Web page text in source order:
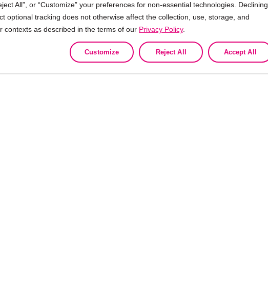
All”, or “Customize” your preferences for non-essential technologies. Declining
optional tracking does not otherwise affect the collection, use, storage, and
contexts as described in the terms of our Privacy Policy.
Accept All
Reject All
Customize